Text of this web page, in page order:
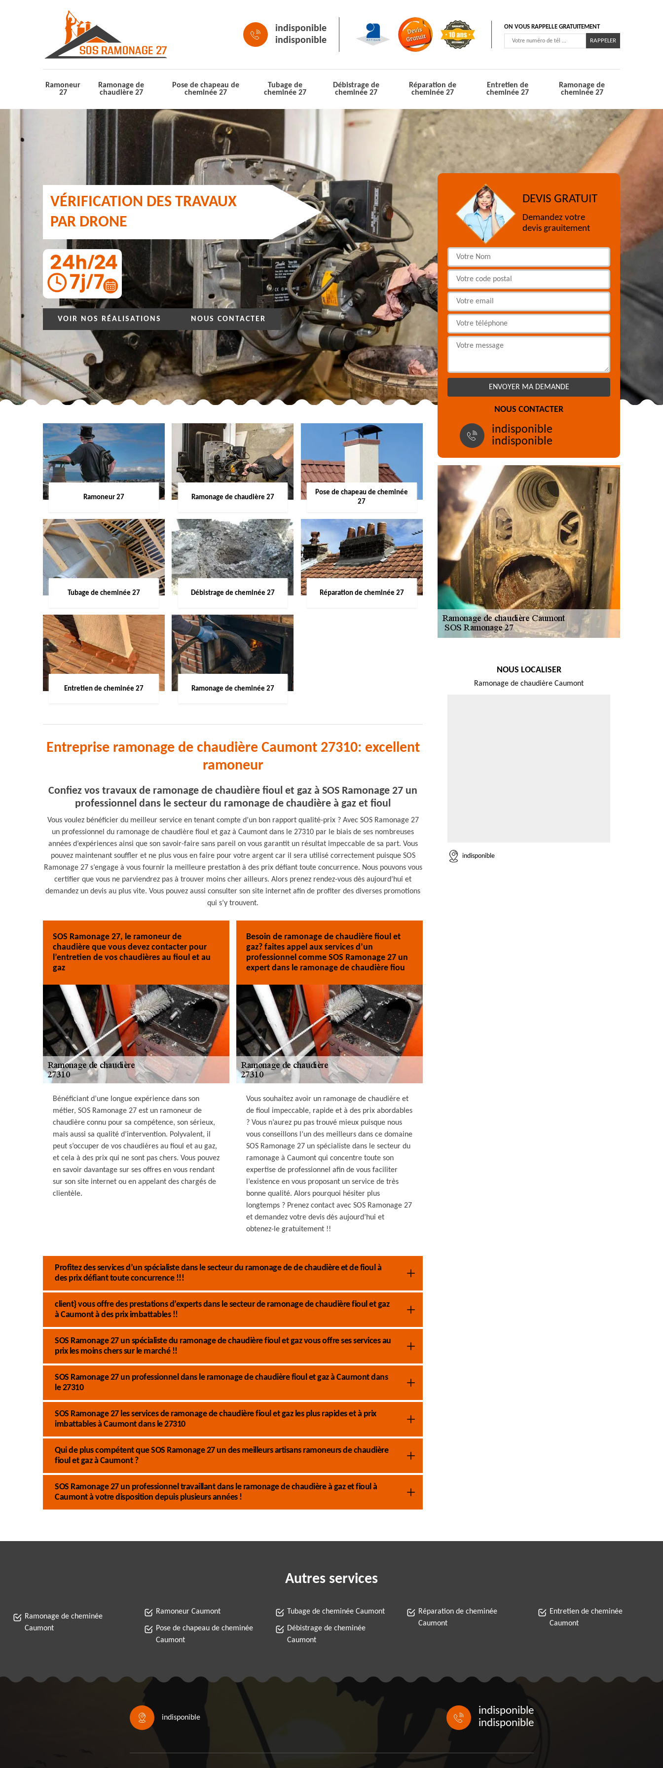
indisponible
indisponible
ON VOUS RAPPELLE GRATUITEMENT
Ramoneur
27
Ramonage de
chaudière 27
Pose de chapeau de
cheminée 27
Tubage de
cheminée 27
Débistrage de
cheminée 27
Réparation de
cheminée 27
Entretien de
cheminée 27
Ramonage de
cheminée 27
VÉRIFICATION DES TRAVAUX
PAR DRONE
VOIR NOS RÉALISATIONS NOUS CONTACTER
Ramoneur 27 Ramonage de chaudière 27
Pose de chapeau de cheminée
27
Tubage de cheminée 27 Débistrage de cheminée 27 Réparation de cheminée 27
Entretien de cheminée 27 Ramonage de cheminée 27
Entreprise ramonage de chaudière Caumont 27310: excellent
ramoneur
Confiez vos travaux de ramonage de chaudière fioul et gaz à SOS Ramonage 27 un
professionnel dans le secteur du ramonage de chaudière à gaz et fioul
Vous voulez bénéficier du meilleur service en tenant compte d’un bon rapport qualité-prix ? Avec SOS Ramonage 27
un professionnel du ramonage de chaudière fioul et gaz à Caumont dans le 27310 par le biais de ses nombreuses
années d’expériences ainsi que son savoir-faire sans pareil on vous garantit un résultat impeccable de sa part. Vous
pouvez maintenant souffler et ne plus vous en faire pour votre argent car il sera utilisé correctement puisque SOS
Ramonage 27 s’engage à vous fournir la meilleure prestation à des prix défiant toute concurrence. Nous pouvons vous
certifier que vous ne parviendrez pas à trouver moins cher ailleurs. Alors prenez rendez-vous dès aujourd’hui et
demandez un devis au plus vite. Vous pouvez aussi consulter son site internet afin de profiter des diverses promotions
qui s’y trouvent.
SOS Ramonage 27, le ramoneur de
chaudière que vous devez contacter pour
l’entretien de vos chaudières au fioul et au
gaz
Bénéficiant d’une longue expérience dans son
métier, SOS Ramonage 27 est un ramoneur de
chaudière connu pour sa compétence, son sérieux,
mais aussi sa qualité d’intervention. Polyvalent, il
peut s’occuper de vos chaudières au fioul et au gaz,
et cela à des prix qui ne sont pas chers. Vous pouvez
en savoir davantage sur ses offres en vous rendant
sur son site internet ou en appelant des chargés de
clientèle.
Besoin de ramonage de chaudière fioul et
gaz? faites appel aux services d’un
professionnel comme SOS Ramonage 27 un
expert dans le ramonage de chaudière fiou
Vous souhaitez avoir un ramonage de chaudière et
de fioul impeccable, rapide et à des prix abordables
? Vous n’aurez pu pas trouvé mieux puisque nous
vous conseillons l’un des meilleurs dans ce domaine
SOS Ramonage 27 un spécialiste dans le secteur du
ramonage à Caumont qui concentre toute son
expertise de professionnel afin de vous faciliter
l’existence en vous proposant un service de très
bonne qualité. Alors pourquoi hésiter plus
longtemps ? Prenez contact avec SOS Ramonage 27
et demandez votre devis dès aujourd’hui et
obtenez-le gratuitement !!
Profitez des services d’un spécialiste dans le secteur du ramonage de de chaudière et de fioul à
des prix défiant toute concurrence !!!
client} vous offre des prestations d’experts dans le secteur de ramonage de chaudière fioul et gaz
à Caumont à des prix imbattables !!
SOS Ramonage 27 un spécialiste du ramonage de chaudière fioul et gaz vous offre ses services au
prix les moins chers sur le marché !!
SOS Ramonage 27 un professionnel dans le ramonage de chaudière fioul et gaz à Caumont dans
le 27310
SOS Ramonage 27 les services de ramonage de chaudière fioul et gaz les plus rapides et à prix
imbattables à Caumont dans le 27310
Qui de plus compétent que SOS Ramonage 27 un des meilleurs artisans ramoneurs de chaudière
fioul et gaz à Caumont ?
SOS Ramonage 27 un professionnel travaillant dans le ramonage de chaudière à gaz et fioul à
Caumont à votre disposition depuis plusieurs années !
DEVIS GRATUIT
Demandez votre
devis grauitement
NOUS CONTACTER
indisponible
indisponible
NOUS LOCALISER
Ramonage de chaudière Caumont
indisponible
Autres services
Ramonage de cheminée
Caumont
Ramoneur Caumont
Pose de chapeau de cheminée
Caumont
Tubage de cheminée Caumont
Débistrage de cheminée
Caumont
Réparation de cheminée
Caumont
Entretien de cheminée
Caumont
indisponible
indisponible
indisponible